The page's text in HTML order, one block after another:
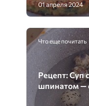
01 апреля 2024
Что еще почитать
Рецепт: Суп
шпинатом —